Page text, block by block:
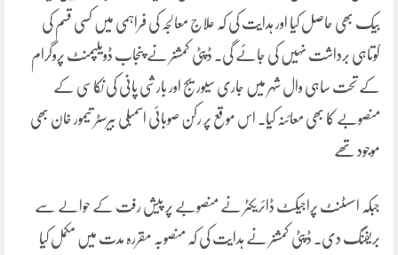
بیک بھی حاصل کیا اور ہدایت کی کہ علاج معالجہ کی فراہمی میں کسی قسم کی
کوتاہی برداشت نہیں کی جائے گی۔ ڈپٹی کمشنر نے پنجاب ڈویلپمنٹ پروگرام
کے تحت ساہی وال شہر میں جاری سیوریج اور بارشی پانی کی نکاسی کے
منصوبے کا بھی معائنہ کیا۔ اس موقع پر رکن صوبائی اسمبلی بیرسٹر تیمور خان بھی
موجود تھے
جبکہ اسسٹنٹ پراجیکٹ ڈائریکٹر نے منصوبے پر پیش رفت کے حوالے سے
بریفنگ دی۔ ڈپٹی کمشنر نے ہدایت کی کہ منصوبہ مقررہ مدت میں مکمل کیا